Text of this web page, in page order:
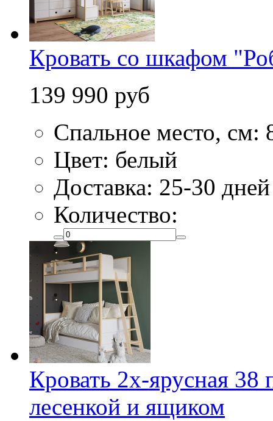
Кровать со шкафом
139 990 руб
Спальное место, см:
Цвет: белый
Доставка: 25-30 дней
Количество:
Кровать 2х-ярусная 38
лесенкой и ящиком